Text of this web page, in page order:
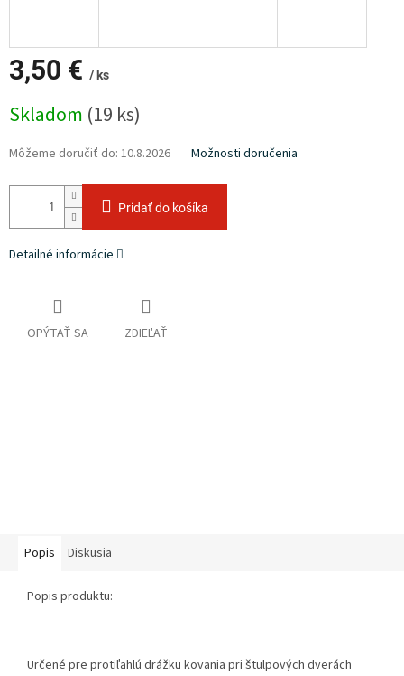
3,50 € / ks
cena:
Skladom (19 ks)
Môžeme doručiť do: 10.8.2026 Možnosti doručenia
Pridať do košíka
Detailné informácie
OPÝTAŤ SA ZDIEĽAŤ
Popis Diskusia
Popis produktu:
Určené pre protiľahlú drážku kovania pri štulpových dverách